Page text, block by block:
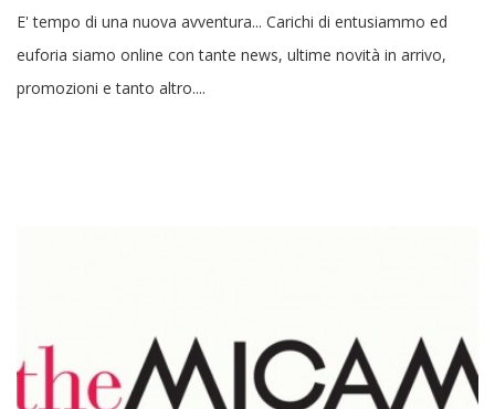
E' tempo di una nuova avventura... Carichi di entusiammo ed
euforia siamo online con tante news, ultime novità in arrivo,
promozioni e tanto altro....